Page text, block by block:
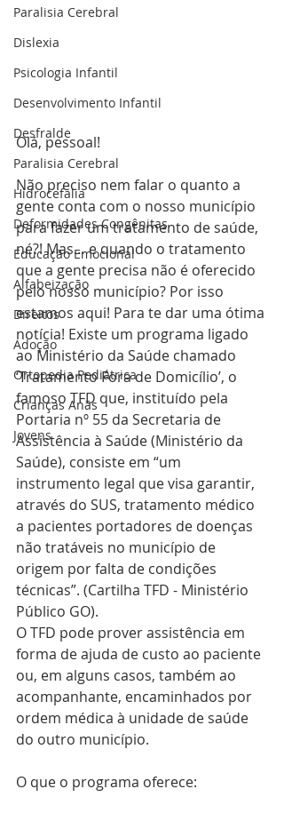
Paralisia Cerebral
Dislexia
Psicologia Infantil
Desenvolvimento Infantil
Desfralde
Paralisia Cerebral
Hidrocefalia
Deformidades Congênitas
Educação Emocional
Alfabeização
Direitos
Adoção
Ortopedia Pediátrica
Crianças Anãs
Jovens
Olá, pessoal!
Não preciso nem falar o quanto a
gente conta com o nosso município
para fazer um tratamento de saúde,
né?! Mas… e quando o tratamento
que a gente precisa não é oferecido
pelo nosso município? Por isso
estamos aqui! Para te dar uma ótima
notícia! Existe um programa ligado
ao Ministério da Saúde chamado
‘Tratamento Fora de Domicílio’, o
famoso TFD que, instituído pela
Portaria nº 55 da Secretaria de
Assistência à Saúde (Ministério da
Saúde), consiste em “um
instrumento legal que visa garantir,
através do SUS, tratamento médico
a pacientes portadores de doenças
não tratáveis no município de
origem por falta de condições
técnicas”. (Cartilha TFD - Ministério
Público GO).
O TFD pode prover assistência em
forma de ajuda de custo ao paciente
ou, em alguns casos, também ao
acompanhante, encaminhados por
ordem médica à unidade de saúde
do outro município.
O que o programa oferece: